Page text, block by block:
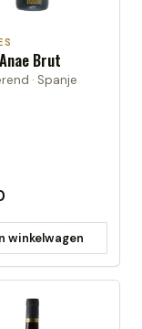
Brut
· Spanje
winkelwagen